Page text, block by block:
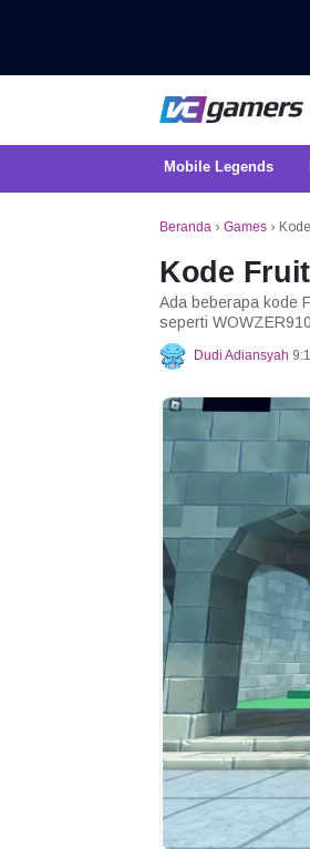
Mobile Legends
Beranda › Games ›
Kode
Ada beberapa kode
seperti
Dudi Adiansyah